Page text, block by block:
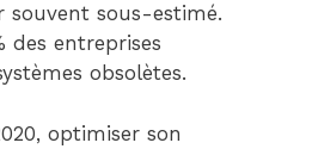
souvent sous-estimé.
des entreprises
obsolètes.
optimiser son